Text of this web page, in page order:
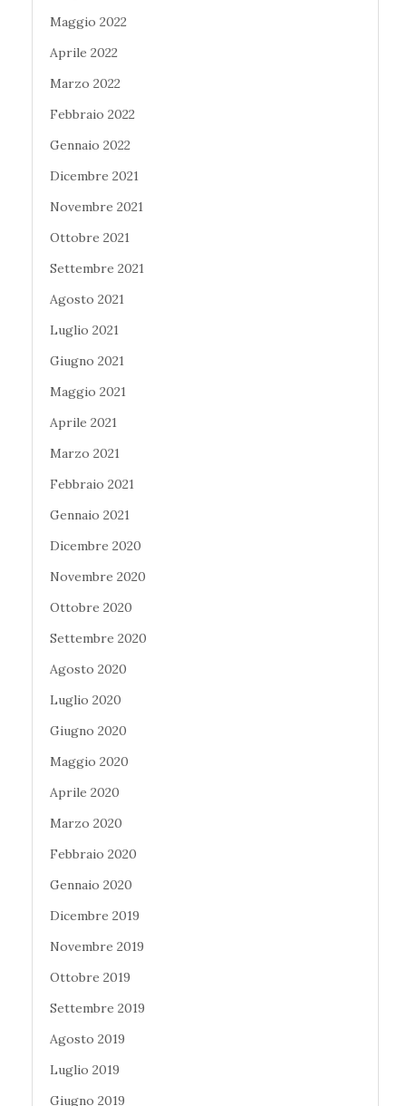
Maggio 2022
Aprile 2022
Marzo 2022
Febbraio 2022
Gennaio 2022
Dicembre 2021
Novembre 2021
Ottobre 2021
Settembre 2021
Agosto 2021
Luglio 2021
Giugno 2021
Maggio 2021
Aprile 2021
Marzo 2021
Febbraio 2021
Gennaio 2021
Dicembre 2020
Novembre 2020
Ottobre 2020
Settembre 2020
Agosto 2020
Luglio 2020
Giugno 2020
Maggio 2020
Aprile 2020
Marzo 2020
Febbraio 2020
Gennaio 2020
Dicembre 2019
Novembre 2019
Ottobre 2019
Settembre 2019
Agosto 2019
Luglio 2019
Giugno 2019